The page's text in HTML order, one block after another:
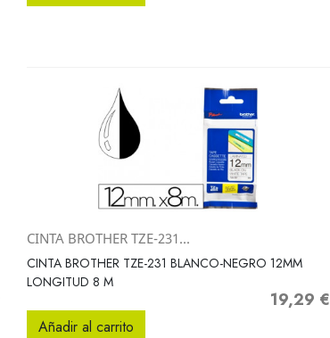
Vista rápida
CINTA BROTHER TZE-231...
CINTA BROTHER TZE-231 BLANCO-NEGRO 12MM
LONGITUD 8 M
Precio
19,29 €
Añadir al carrito